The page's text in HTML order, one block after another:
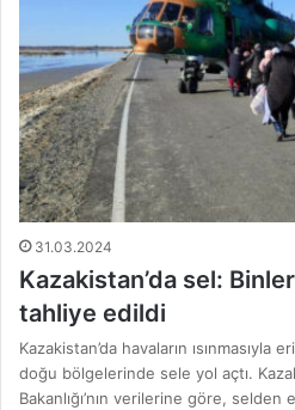
31.03.2024
Kazakistan’da sel:
tahliye edildi
Kazakistan’da havaların ısınmasıyla
doğu bölgelerinde sele yol açtı.
Bakanlığı’nın verilerine göre, selden